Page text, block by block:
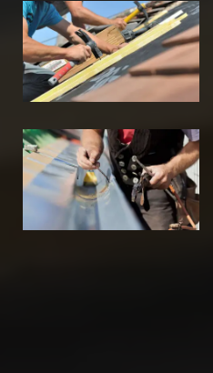
Réparation de
toiture 39
Jura
Travaux de
zinguerie 39
Jura